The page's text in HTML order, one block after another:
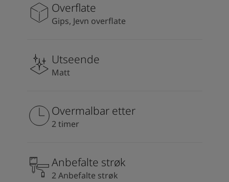
Overflate
Gips, Jevn overflate
Utseende
Matt
Overmalbar etter
2 timer
Anbefalte strøk
2 Anbefalte strøk